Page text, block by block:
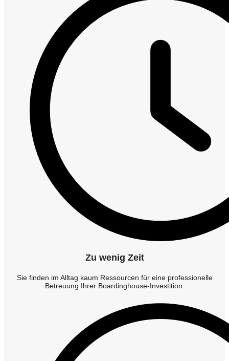
Zu wenig Zeit
Sie finden im Alltag kaum Ressourcen für eine professionelle
Betreuung Ihrer Boardinghouse-Investition.